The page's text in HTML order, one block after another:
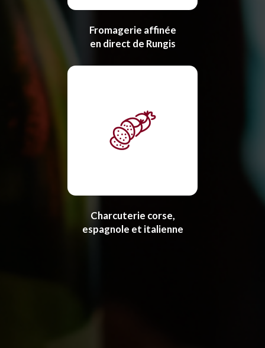
Fromagerie affinée
en direct de Rungis
Charcuterie corse,
espagnole et italienne